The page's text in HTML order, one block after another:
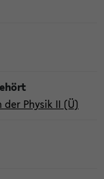
Physik II (Ü)